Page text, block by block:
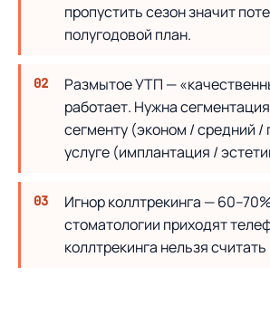
пропустить сезон значит
полугодовой план.
Размытое УТП —
работает. Нужна
сегменту (эконом / средний /
услуге (имплантация /
Игнор коллтрекинга —
стоматологии приходят
коллтрекинга нельзя